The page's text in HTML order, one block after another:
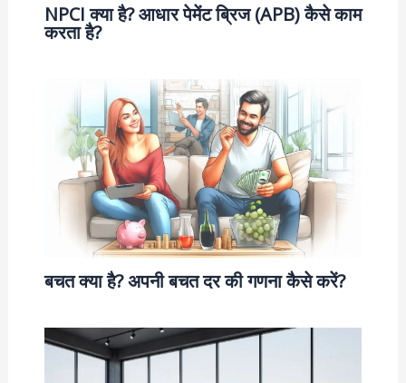
NPCI क्या है? आधार पेमेंट ब्रिज (APB) कैसे काम
करता है?
बचत क्या है? अपनी बचत दर की गणना कैसे करें?